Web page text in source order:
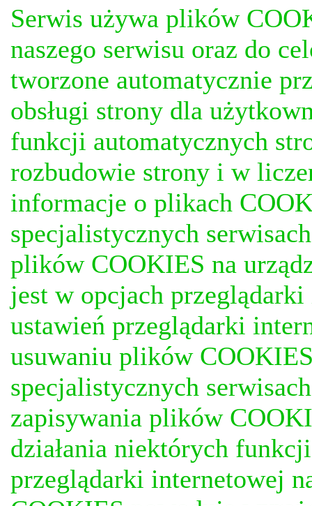
Serwis używa plików
naszego serwisu oraz do
tworzone automatycznie
obsługi strony dla
funkcji automatycznych
rozbudowie strony i w
informacje o plikach
specjalistycznych
plików COOKIES na
jest w opcjach
ustawień przeglądarki
usuwaniu plików
specjalistycznych
zapisywania plików
działania niektórych
przeglądarki internetowej